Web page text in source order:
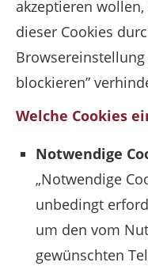
akzeptieren
dieser Cookies
blockieren”
Welche Cookies
Notwendige
„Notwendige
unbedingt
um den vom
gewünschten